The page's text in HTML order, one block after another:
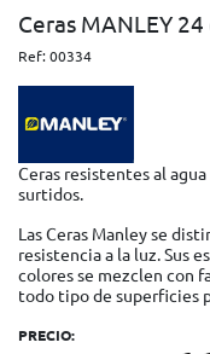
Ceras MANLEY
Ref:00334
Ceras resistentes al
surtidos.
Las Ceras Manley se
resistencia a la luz. Sus
colores se mezclen con
todo tipo de superficies
PRECIO: